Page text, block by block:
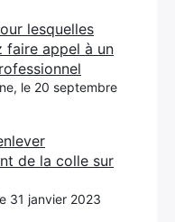
lesquelles
faire appel à un
le 20 septembre
de la colle sur
31 janvier 2023